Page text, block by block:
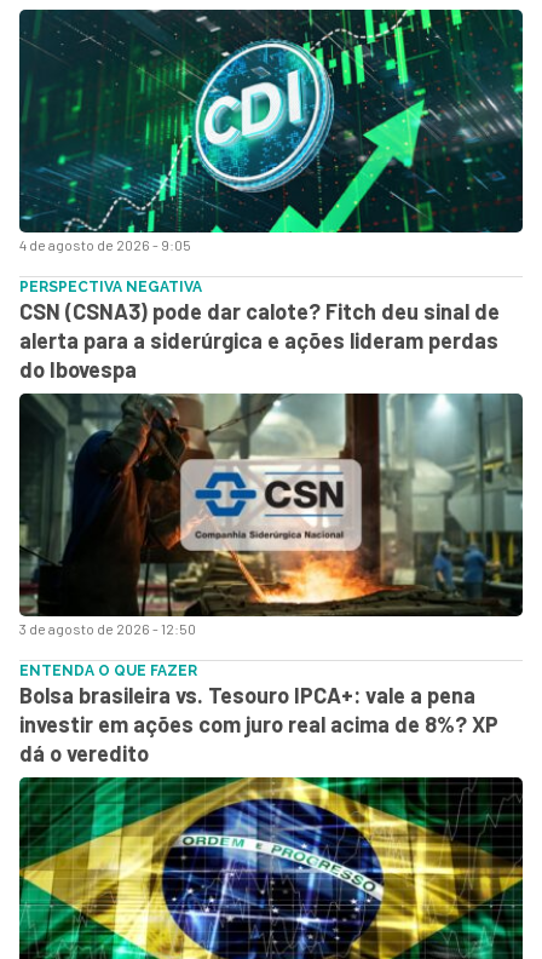
4 de agosto de 2026 - 9:05
3 de agosto de 2026 - 12:50
PERSPECTIVA NEGATIVA
CSN (CSNA3) pode dar calote? Fitch deu sinal de
alerta para a siderúrgica e ações lideram perdas
do Ibovespa
ENTENDA O QUE FAZER
Bolsa brasileira vs. Tesouro IPCA+: vale a pena
investir em ações com juro real acima de 8%? XP
dá o veredito